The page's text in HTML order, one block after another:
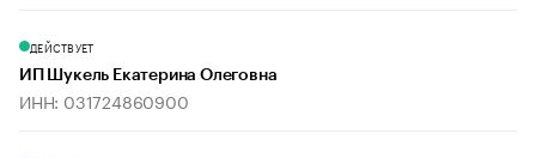
ДЕЙСТВУЕТ
ИП Шукель Екатерина Олеговна
ИНН: 031724860900